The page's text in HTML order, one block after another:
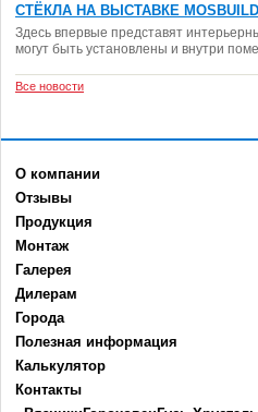
СТЁКЛА НА ВЫСТАВКЕ
Здесь впервые представят
могут быть установлены и внутри
Все новости
О компании
Отзывы
Продукция
Монтаж
Галерея
Дилерам
Города
Полезная информация
Калькулятор
Контакты